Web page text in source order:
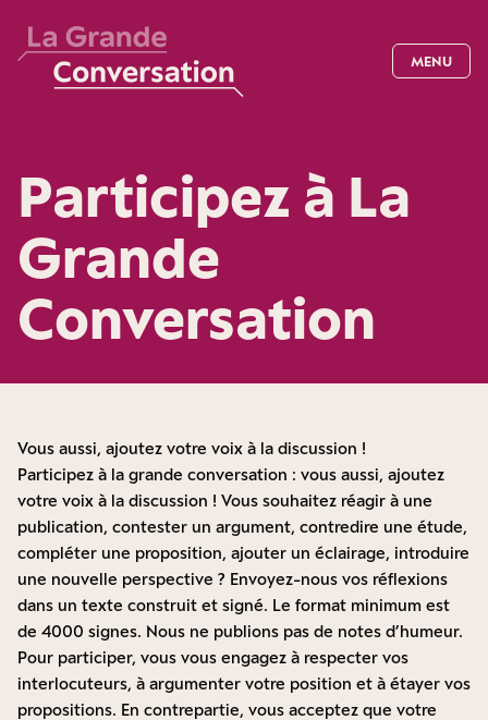
MENU
Participez à La
Grande
Conversation
Vous aussi, ajoutez votre voix à la discussion !
Participez à la grande conversation : vous aussi, ajoutez
votre voix à la discussion ! Vous souhaitez réagir à une
publication, contester un argument, contredire une étude,
compléter une proposition, ajouter un éclairage, introduire
une nouvelle perspective ? Envoyez-nous vos réflexions
dans un texte construit et signé. Le format minimum est
de 4000 signes. Nous ne publions pas de notes d’humeur.
Pour participer, vous vous engagez à respecter vos
interlocuteurs, à argumenter votre position et à étayer vos
propositions. En contrepartie, vous acceptez que votre